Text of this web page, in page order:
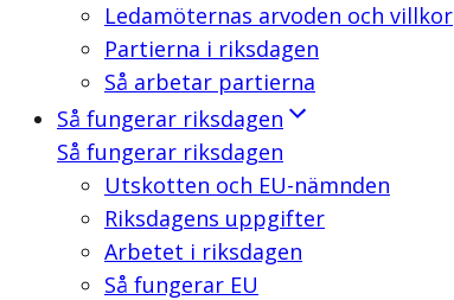
Ledamöternas arvoden och villkor
Partierna i riksdagen
Så arbetar partierna
Så fungerar riksdagen
Så fungerar riksdagen
Utskotten och EU-nämnden
Riksdagens uppgifter
Arbetet i riksdagen
Så fungerar EU